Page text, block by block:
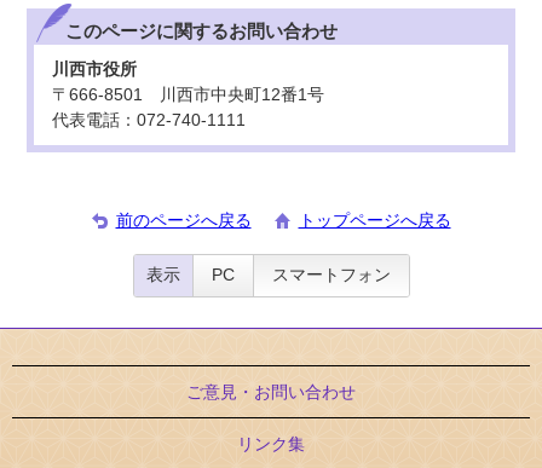
このページに関するお問い合わせ
川西市役所
〒666-8501 川西市中央町12番1号
代表電話：072-740-1111
前のページへ戻る トップページへ戻る
表示 PC スマートフォン
ご意見・お問い合わせ
リンク集